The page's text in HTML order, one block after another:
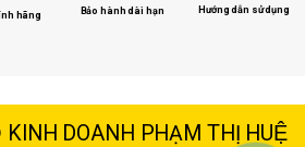
hãng Bảo hành dài hạn Hướng dẫn sử dụng
KINH DOANH PHẠM THỊ HUỆ